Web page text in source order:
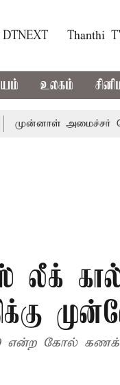
DTNEXT Thanthi
உலகம்
அமைச்சர்
லீக்
என்ற கோல்